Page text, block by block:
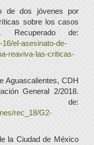
de dos jóvenes por
sobre los casos
de:
el-asesinato-de-
reaviva-las-criticas-
Aguascalientes, CDH
General 2/2018.
de:
rec_18/G2-
la Ciudad de México